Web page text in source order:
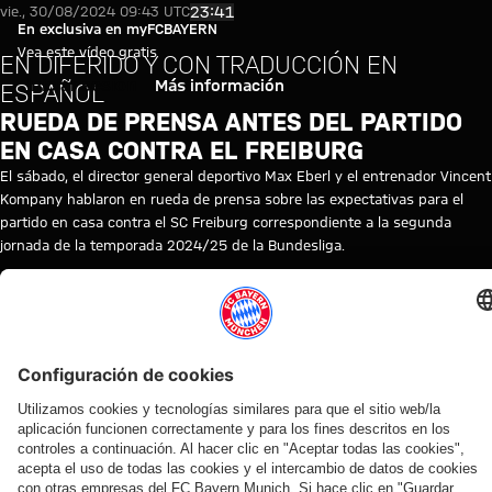
Vídeo: Rueda de prensa previa
Reproducir vídeo
En exclusiva en myFCBAYERN
Vea este vídeo gratis
Iniciar sesión Más información
vie., 30/08/2024 09:43 UTC23:41
EN DIFERIDO Y CON TRADUCCIÓN EN
ESPAÑOL
RUEDA DE PRENSA ANTES DEL PARTIDO
EN CASA CONTRA EL FREIBURG
El sábado, el director general deportivo Max Eberl y el entrenador Vincent
Kompany hablaron en rueda de prensa sobre las expectativas para el
partido en casa contra el SC Freiburg correspondiente a la segunda
jornada de la temporada 2024/25 de la Bundesliga.
TEMAS DE ESTE VÍDEO
PRENSATV
LA
RUEDA
DE
PRENSA
BUNDESLIGA
FRIBURGO
VINCENT
VÍDEOS RELACIONADOS
VídeoVídeoVídeoVídeoVídeoVídeoVídeoVídeo